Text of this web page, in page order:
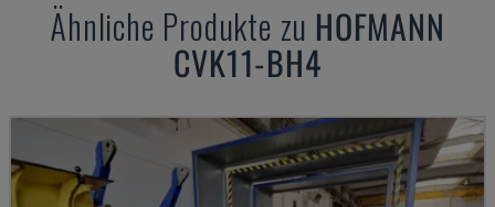
Ähnliche Produkte zu HOFMANN
CVK11-BH4